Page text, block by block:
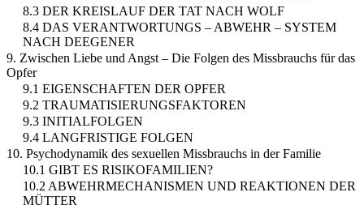
8.3 DER KREISLAUF DER TAT NACH WOLF
8.4 DAS VERANTWORTUNGS – ABWEHR – SYSTEM
NACH DEEGENER
9. Zwischen Liebe und Angst – Die Folgen des Missbrauchs für das
Opfer
9.1 EIGENSCHAFTEN DER OPFER
9.2 TRAUMATISIERUNGSFAKTOREN
9.3 INITIALFOLGEN
9.4 LANGFRISTIGE FOLGEN
10. Psychodynamik des sexuellen Missbrauchs in der Familie
10.1 GIBT ES RISIKOFAMILIEN?
10.2 ABWEHRMECHANISMEN UND REAKTIONEN DER
MÜTTER